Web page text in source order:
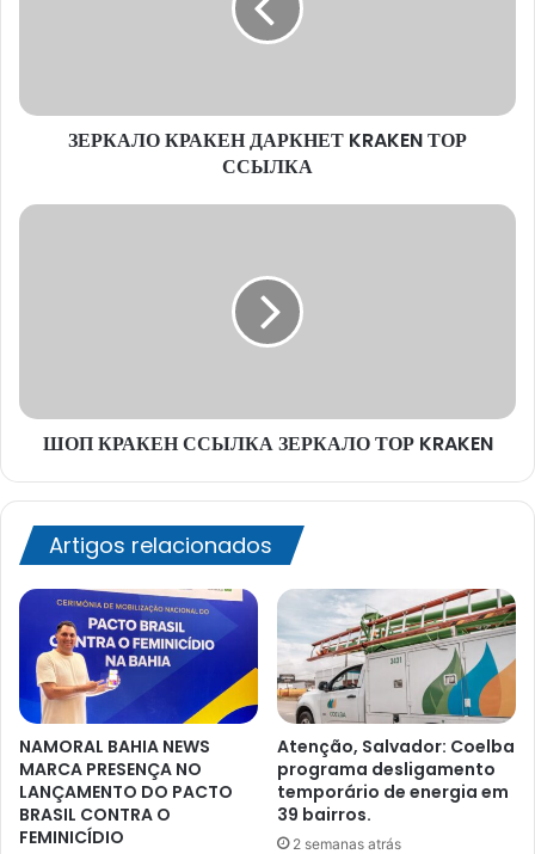
ЗЕРКАЛО КРАКЕН ДАРКНЕТ KRAKEN ТОР
ССЫЛКА
ШОП
ШОП КРАКЕН ССЫЛКА ЗЕРКАЛО ТОР KRAKEN
Artigos relacionados
NAMORAL BAHIA NEWS
MARCA PRESENÇA NO
LANÇAMENTO DO PACTO
BRASIL CONTRA O
FEMINICÍDIO
Atenção, Salvador: Coelba
programa desligamento
temporário de energia em
39 bairros.
2 semanas atrás